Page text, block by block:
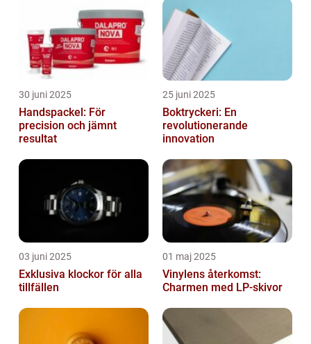
30 juni 2025
Handspackel: För
precision och jämnt
resultat
25 juni 2025
Boktryckeri: En
revolutionerande
innovation
03 juni 2025
Exklusiva klockor för alla
tillfällen
01 maj 2025
Vinylens återkomst:
Charmen med LP-skivor